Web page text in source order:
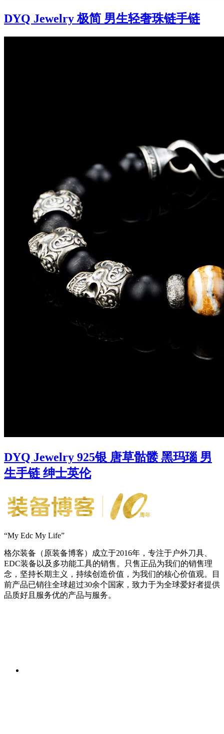
DYQ Jewelry 极简 男生轻奢珠链手链
DYQ Jewelry 925银 唐草骷髅 黑玛瑙 男
生手链 绅士英伦
“My Edc My Life”
格尔装备（原装备博客）成立于2016年，专注于户外刀具、
EDC装备以及多功能工具的销售。只售正品为我们的销售理
念，坚持长期主义，持续创造价值，为我们的核心价值观。目
前产品已销往全球超过30余个国家，致力于为全球爱好者提供
品质好且服务优的产品与服务。